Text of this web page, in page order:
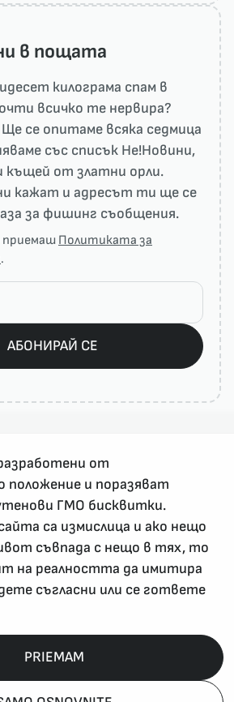
в пощата
килограма спам в
всичко те нервира?
се опитаме всяка седмица
със списък He!Новини,
къщей от златни орли.
кажат и адресът ти ще се
за фишинг съобщения.
приемаш Политиката за
.
АБОНИРАЙ СЕ
с нас, пишете на
от
и поразяват
ГМО бисквитки.
са измислица и ако нещо
съвпада с нещо в тях, то
на реалността да имитира
съгласни или се гответе
PRIEMAM